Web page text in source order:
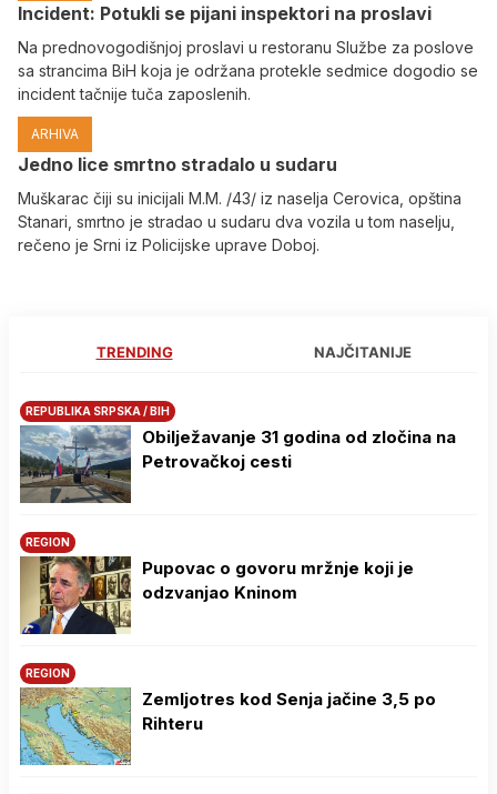
Incident: Potukli se pijani inspektori na proslavi
Na prednovogodišnjoj proslavi u restoranu Službe za poslove
sa strancima BiH koja je održana protekle sedmice dogodio se
incident tačnije tuča zaposlenih.
ARHIVA
Јedno lice smrtno stradalo u sudaru
Muškarac čiji su inicijali M.M. /43/ iz naselja Cerovica, opština
Stanari, smrtno je stradao u sudaru dva vozila u tom naselju,
rečeno je Srni iz Policijske uprave Doboj.
TRENDING NAJČITANIJE
REPUBLIKA SRPSKA / BIH
Obilježavanje 31 godina od zločina na
Petrovačkoj cesti
REGION
Pupovac o govoru mržnje koji je
odzvanjao Kninom
REGION
Zemljotres kod Senja jačine 3,5 po
Rihteru